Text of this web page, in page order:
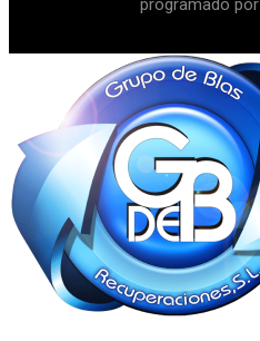
programado por